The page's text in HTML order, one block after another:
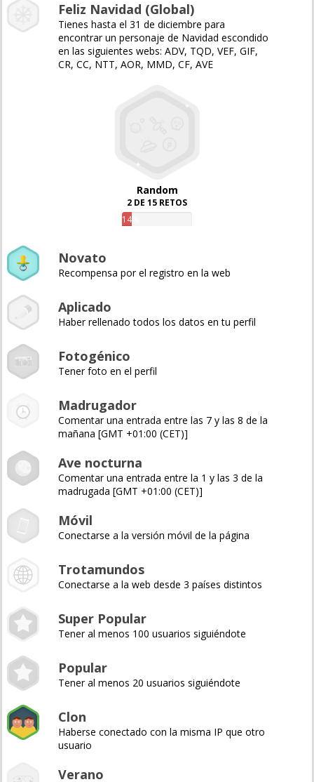
Feliz Navidad (Global)
Tienes hasta el 31 de diciembre para
encontrar un personaje de Navidad escondido
en las siguientes webs: ADV, TQD, VEF, GIF,
CR, CC, NTT, AOR, MMD, CF, AVE
Random
2 DE 15 RETOS
14%
Novato
Recompensa por el registro en la web
Aplicado
Haber rellenado todos los datos en tu perfil
Fotogénico
Tener foto en el perfil
Madrugador
Comentar una entrada entre las 7 y las 8 de la
mañana [GMT +01:00 (CET)]
Ave nocturna
Comentar una entrada entre la 1 y las 3 de la
madrugada [GMT +01:00 (CET)]
Móvil
Conectarse a la versión móvil de la página
Trotamundos
Conectarse a la web desde 3 países distintos
Super Popular
Tener al menos 100 usuarios siguiéndote
Popular
Tener al menos 20 usuarios siguiéndote
Clon
Haberse conectado con la misma IP que otro
usuario
Verano